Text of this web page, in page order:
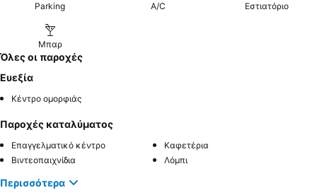
Parking A/C Εστιατόριο
Μπαρ
Όλες οι παροχές
Ευεξία
Κέντρο ομορφιάς
Παροχές καταλύματος
Επαγγελματικό κέντρο
Καφετέρια
Βιντεοπαιχνίδια
Λόμπι
Περισσότερα